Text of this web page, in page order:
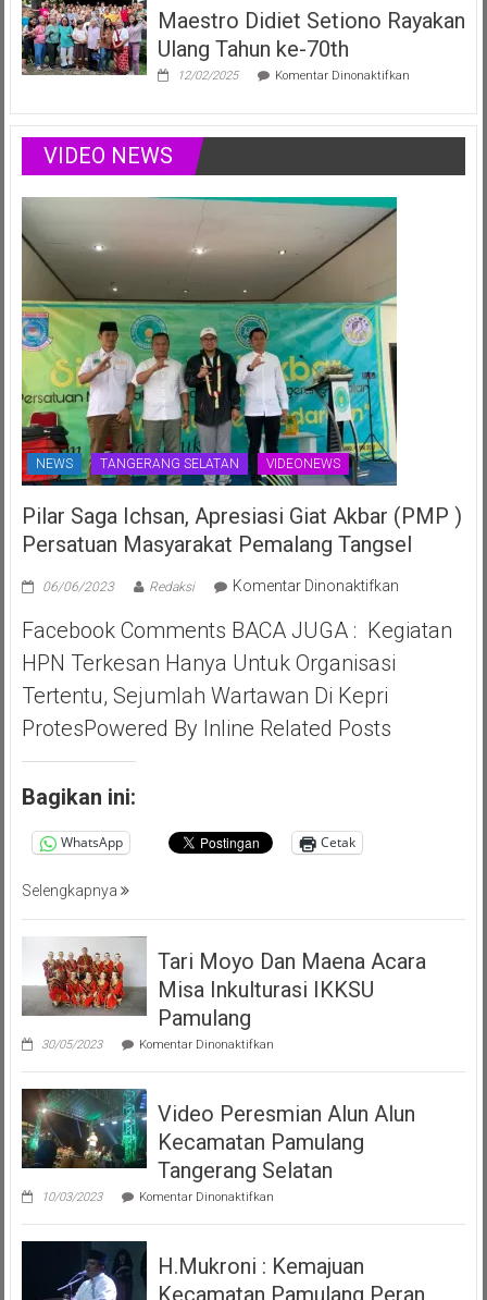
Positif
Anak
Sumsel
Siap
Harumkan
Ajang
Juli
Maestro Didiet Setiono Rayakan
Ulang Tahun ke-70th
12/02/2025 Komentar Dinonaktifkanpada
Setiono
Rayakan
Tahun
VIDEO NEWS
NEWS TANGERANG SELATAN VIDEONEWS
Pilar Saga Ichsan, Apresiasi Giat Akbar (PMP )
Persatuan Masyarakat Pemalang Tangsel
06/06/2023 Redaksi Komentar Dinonaktifkanpada
Saga
Facebook Comments BACA JUGA : Kegiatan
HPN Terkesan Hanya Untuk Organisasi
Tertentu, Sejumlah Wartawan Di Kepri
ProtesPowered By Inline Related Posts
Bagikan ini:
WhatsApp Cetak
Selengkapnya
Tari Moyo Dan Maena Acara
Misa Inkulturasi IKKSU
Pamulang
30/05/2023 Komentar Dinonaktifkanpada
Moyo
Maena
Acara
Misa
Inkulturasi
IKKSU
Pamulang
Video Peresmian Alun Alun
Kecamatan Pamulang
Tangerang Selatan
10/03/2023 Komentar Dinonaktifkanpada
Peresmian
Alun
Kecamatan
Pamulang
H.Mukroni : Kemajuan
Kecamatan Pamulang Peran